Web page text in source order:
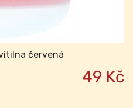
červená
49 Kč